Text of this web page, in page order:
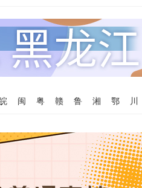
闽 粤 赣 鲁 湘 鄂 川